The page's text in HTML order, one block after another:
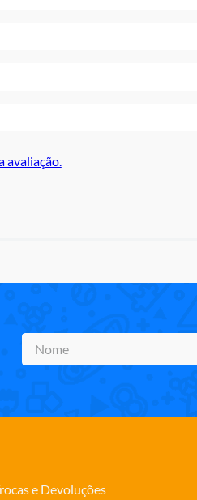
avaliação.
e Devoluções